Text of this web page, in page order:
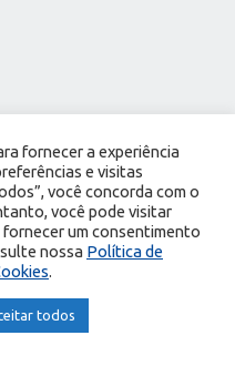
fornecer a experiência
e visitas
você concorda com o
você pode visitar
um consentimento
nossa Política de
.
todos